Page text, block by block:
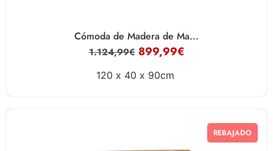
Cómoda de Madera de Ma...
1.124,99€ 899,99€
120 x 40 x 90cm
REBAJADO